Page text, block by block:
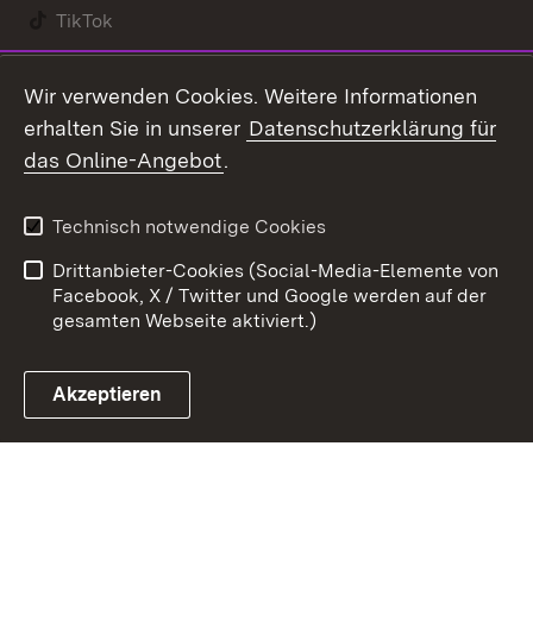
TikTok
Link zum Landesportal
Kontakt
Barrierefreiheit
Impressum
Cookies
Wir verwenden Cookies. Weitere Informationen
erhalten Sie in unserer Datenschutzerklärung für
das Online-Angebot.
Technisch notwendige Cookies
Drittanbieter-Cookies (Social-Media-Elemente von
Facebook, X / Twitter und Google werden auf der
gesamten Webseite aktiviert.)
Akzeptieren